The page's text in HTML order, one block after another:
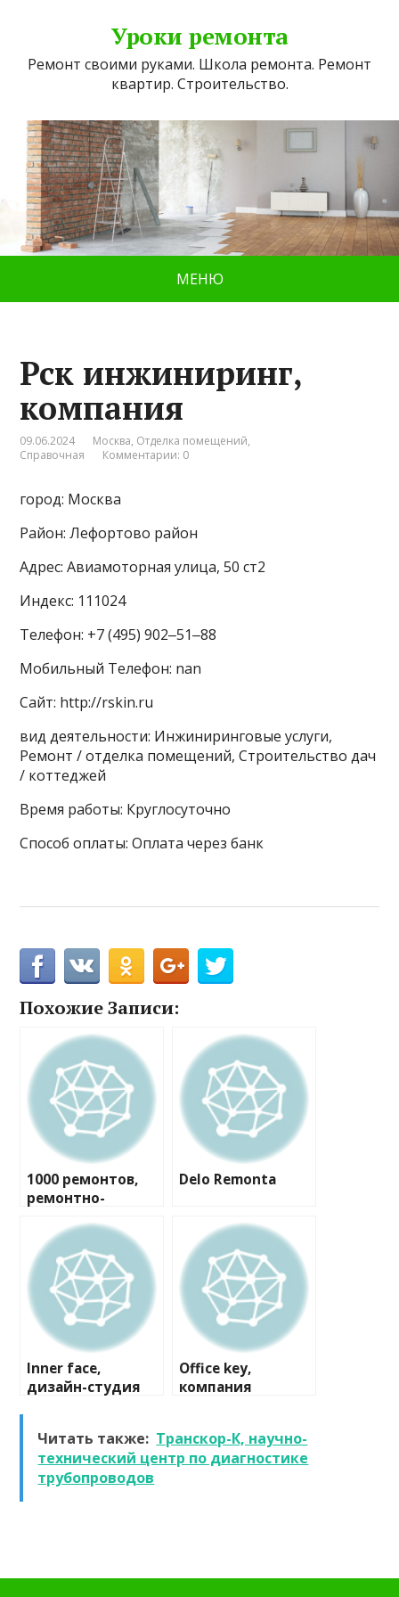
Уроки ремонта
Ремонт своими руками. Школа ремонта. Ремонт
квартир. Строительство.
МЕНЮ
Рск инжиниринг,
компания
09.06.2024 Москва, Отделка помещений,
Справочная
Комментарии: 0
город: Москва
Район: Лефортово район
Адрес: Авиамоторная улица, 50 ст2
Индекс: 111024
Телефон: +7 (495) 902‒51‒88
Мобильный Телефон: nan
Сайт: http://rskin.ru
вид деятельности: Инжиниринговые услуги,
Ремонт / отделка помещений, Строительство дач
/ коттеджей
Время работы: Круглосуточно
Способ оплаты: Оплата через банк
Похожие Записи:
1000 ремонтов,
ремонтно-
компания
Delo Remonta
Inner face,
дизайн-студия
Office key,
компания
Читать также: Транскор-К, научно-
технический центр по диагностике
трубопроводов